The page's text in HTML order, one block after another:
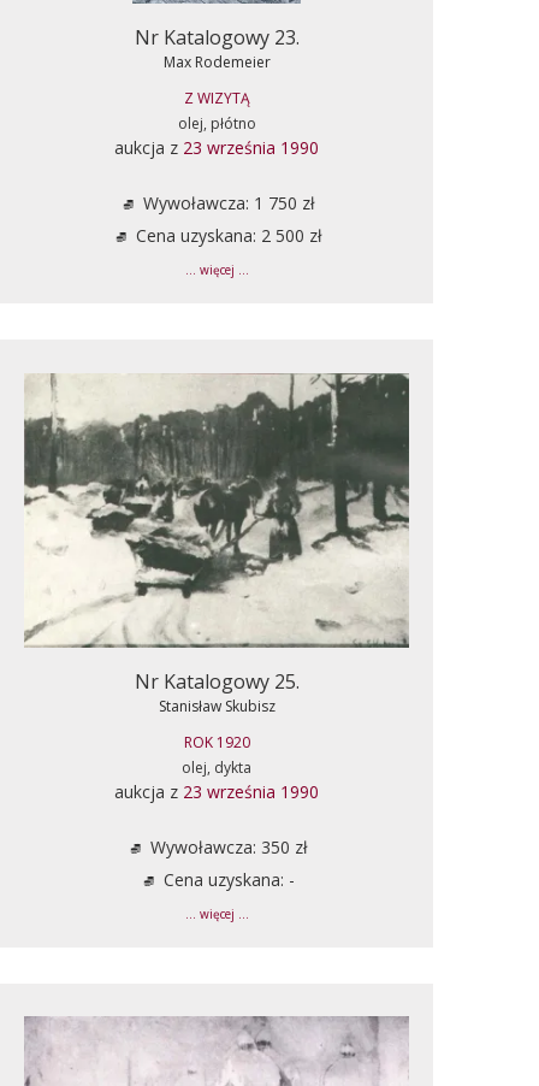
Nr Katalogowy 23.
Max Rodemeier
Z WIZYTĄ
olej, płótno
aukcja z 23 września 1990
Wywoławcza: 1 750 zł
Cena uzyskana: 2 500 zł
... więcej ...
Nr Katalogowy 25.
Stanisław Skubisz
ROK 1920
olej, dykta
aukcja z 23 września 1990
Wywoławcza: 350 zł
Cena uzyskana: -
... więcej ...